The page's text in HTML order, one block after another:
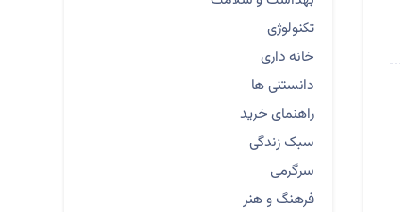
تکنولوژی
خانه داری
دانستنی ها
راهنمای خرید
سبک زندگی
سرگرمی
فرهنگ و هنر